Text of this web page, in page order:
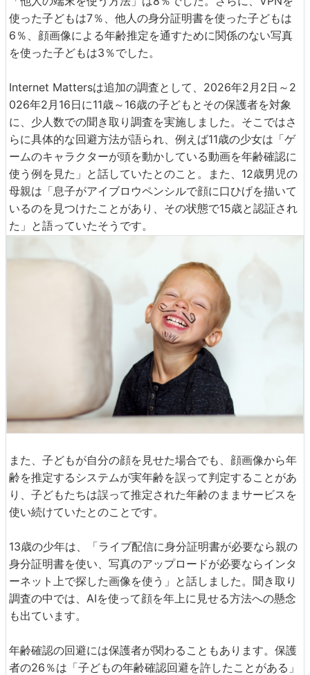
使った子どもは7％、他人の身分証明書を使った子どもは
6％、顔画像による年齢推定を通すために関係のない写真
を使った子どもは3％でした。
Internet Mattersは追加の調査として、2026年2月2日～2
026年2月16日に11歳～16歳の子どもとその保護者を対象
に、少人数での聞き取り調査を実施しました。そこではさ
らに具体的な回避方法が語られ、例えば11歳の少女は「ゲ
ームのキャラクターが頭を動かしている動画を年齢確認に
使う例を見た」と話していたとのこと。また、12歳男児の
母親は「息子がアイブロウペンシルで顔に口ひげを描いて
いるのを見つけたことがあり、その状態で15歳と認証され
た」と語っていたそうです。
また、子どもが自分の顔を見せた場合でも、顔画像から年
齢を推定するシステムが実年齢を誤って判定することがあ
り、子どもたちは誤って推定された年齢のままサービスを
使い続けていたとのことです。
13歳の少年は、「ライブ配信に身分証明書が必要なら親の
身分証明書を使い、写真のアップロードが必要ならインタ
ーネット上で探した画像を使う」と話しました。聞き取り
調査の中では、AIを使って顔を年上に見せる方法への懸念
も出ています。
年齢確認の回避には保護者が関わることもあります。保護
者の26％は「子どもの年齢確認回避を許したことがある」